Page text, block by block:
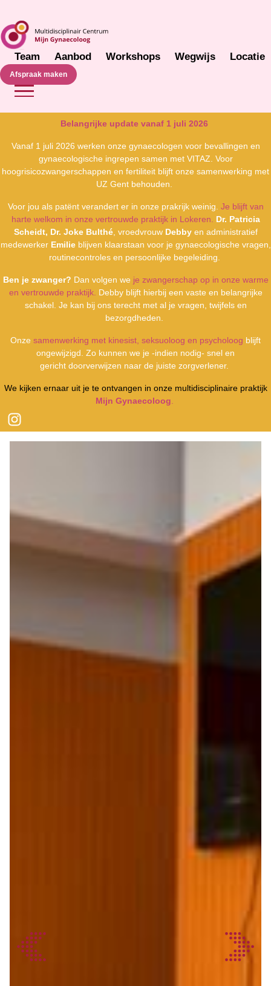
Team Aanbod Workshops Wegwijs Locatie
Afspraak maken
Belangrijke update vanaf 1 juli 2026
Vanaf 1 juli 2026 werken onze gynaecologen voor bevallingen en
gynaecologische ingrepen samen met VITAZ. Voor
hoogrisicozwangerschappen en fertiliteit blijft onze samenwerking met
UZ Gent behouden.
Voor jou als patënt verandert er in onze prakrijk weinig. Je blijft van
harte welkom in onze vertrouwde praktijk in Lokeren. Dr. Patricia
Scheidt, Dr. Joke Bulthé, vroedvrouw Debbyen administratief
medewerker Emilieblijven klaarstaan voor je gynaecologische vragen,
routinecontroles en persoonlijke begeleiding.
Ben je zwanger? Dan volgen we je zwangerschap op in onze warme
en vertrouwde praktijk. Debby blijft hierbij een vaste en belangrijke
schakel. Je kan bij ons terecht met al je vragen, twijfels en
bezorgdheden.
Onze samenwerking met kinesist, seksuoloog en psycholoog blijft
ongewijzigd. Zo kunnen we je -indien nodig- snel en
gericht doorverwijzen naar de juiste zorgverlener.
We kijken ernaar uit je te ontvangen in onze multidisciplinaire praktijk
Mijn Gynaecoloog.